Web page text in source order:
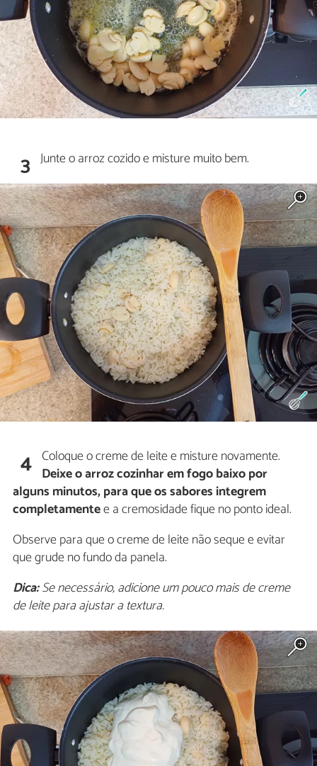
3 Junte o arroz cozido e misture muito bem.
4 Coloque o creme de leite e misture novamente.
Deixe o arroz cozinhar em fogo baixo por
alguns minutos, para que os sabores integrem
completamentee a cremosidade fique no ponto ideal.
Observe para que o creme de leite não seque e evitar
que grude no fundo da panela.
Dica:Se necessário, adicione um pouco mais de creme
de leite para ajustar a textura.